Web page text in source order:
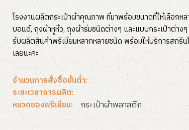
โรงงานผลิตกระเป๋าผ้าคุณภาพ ที่มาพร้อมขนาดที่ให้เลือกห
บอนด์, ถุงผ้าหูหิ้ว, ถุงผ้าร่มชนิดต่างๆ และแบบกระเป๋าต่าง
รับผลิตสินค้าพรีเมี่ยมหลากหลายชนิด พร้อมให้บริการสกรี
เลยนะคะ
จำนวนการสั่งซื้อขั้นต่ำ:
ระยะเวลาการผลิต:
หมวดของพรีเมี่ยม:
กระเป๋าผ้าพลาสติก